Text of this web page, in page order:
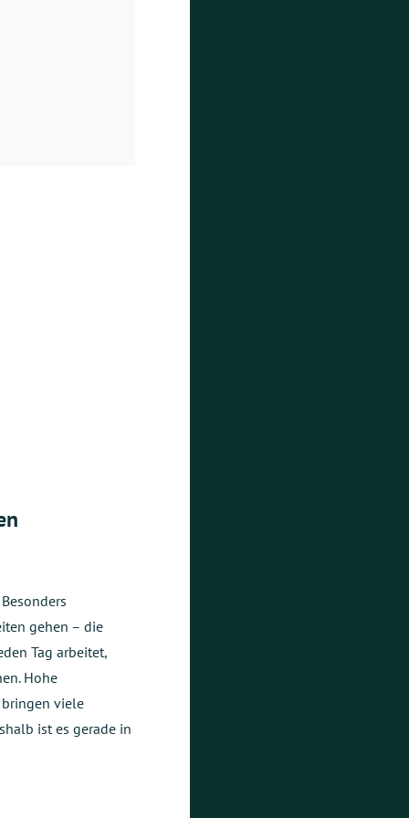
gehen – die
Tag arbeitet,
Hohe
viele
ist es gerade in